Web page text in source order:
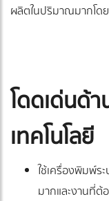
ผลิตในปริมาณมากโ
โดดเด่นด้
เทคโนโลยี
ใช้เครื่องพิมพ์ร
มากและงานที่ต้